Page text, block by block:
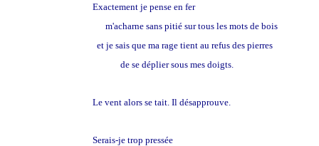
Exactement je pense en fer
m'acharne sans pitié sur tous les mots de bois
et je sais que ma rage tient au refus des pierres
de se déplier sous mes doigts.
Le vent alors se tait. Il désapprouve.
Serais-je trop pressée